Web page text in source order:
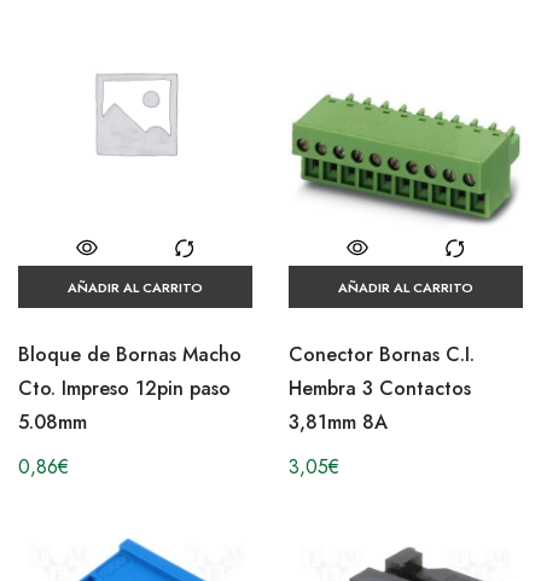
AÑADIR AL CARRITO
Bloque de Bornas Macho
Cto. Impreso 12pin paso
5.08mm
0,86€
AÑADIR AL CARRITO
Conector Bornas C.I.
Hembra 3 Contactos
3,81mm 8A
3,05€